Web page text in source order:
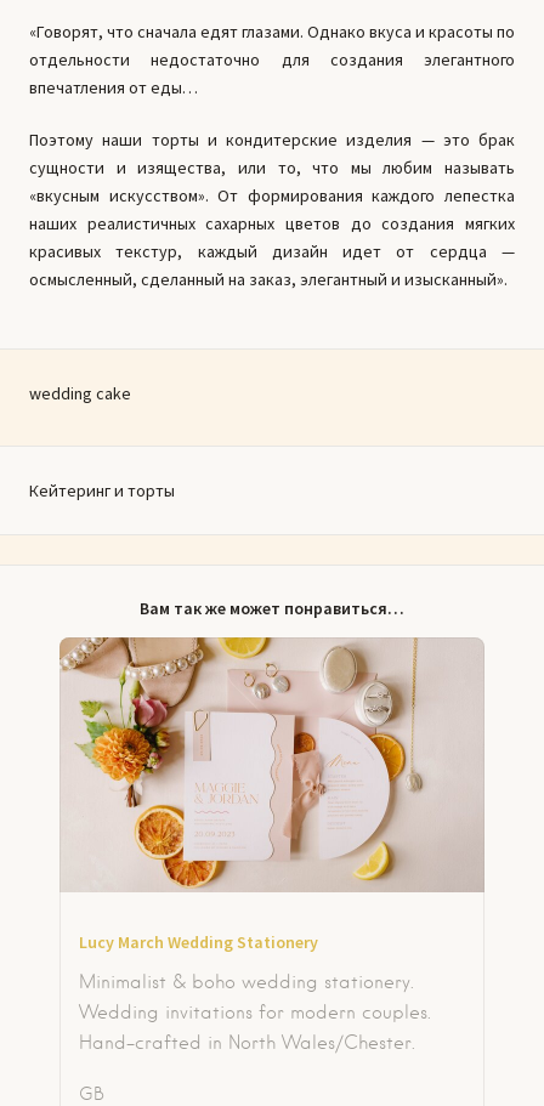
«Говорят, что сначала едят глазами. Однако вкуса и красоты по
отдельности недостаточно для создания элегантного
впечатления от еды…
Поэтому наши торты и кондитерские изделия — это брак
сущности и изящества, или то, что мы любим называть
«вкусным искусством». От формирования каждого лепестка
наших реалистичных сахарных цветов до создания мягких
красивых текстур, каждый дизайн идет от сердца —
осмысленный, сделанный на заказ, элегантный и изысканный».
wedding cake
Кейтеринг и торты
Вам так же может понравиться…
Lucy March Wedding Stationery
Minimalist & boho wedding stationery.
Wedding invitations for modern couples.
Hand-crafted in North Wales/Chester.
GB